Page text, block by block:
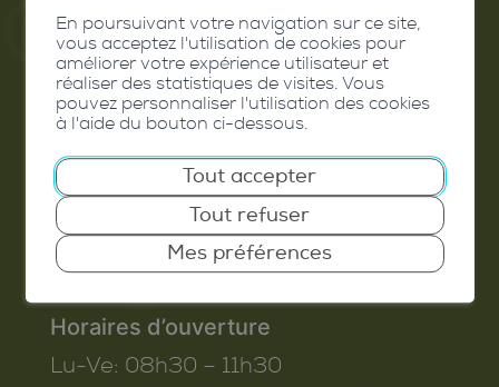
Commune de Conthey
Route de Savoie 54
T. 027 345 45 45
info@conthey.ch
Horaires d’ouverture
Lu-Ve: 08h30 – 11h30
En poursuivant votre navigation sur ce site,
vous acceptez l'utilisation de cookies pour
améliorer votre expérience utilisateur et
réaliser des statistiques de visites. Vous
pouvez personnaliser l'utilisation des cookies
à l'aide du bouton ci-dessous.
Tout accepter
Tout refuser
Mes préférences